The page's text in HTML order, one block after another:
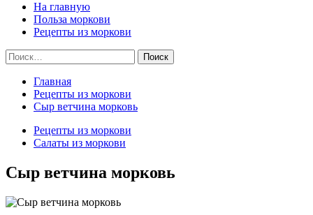
На главную
Польза моркови
Рецепты из моркови
Найти:
Главная
Рецепты из моркови
Сыр ветчина морковь
Рецепты из моркови
Салаты из моркови
Сыр ветчина морковь